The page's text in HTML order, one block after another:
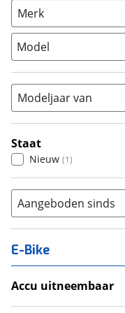
Racefiets
Stadsfiets (0)
Tandem
Merk
Model
Modeljaar van
Staat
Nieuw (1)
Aangeboden sinds
E-Bike
Accu uitneembaar